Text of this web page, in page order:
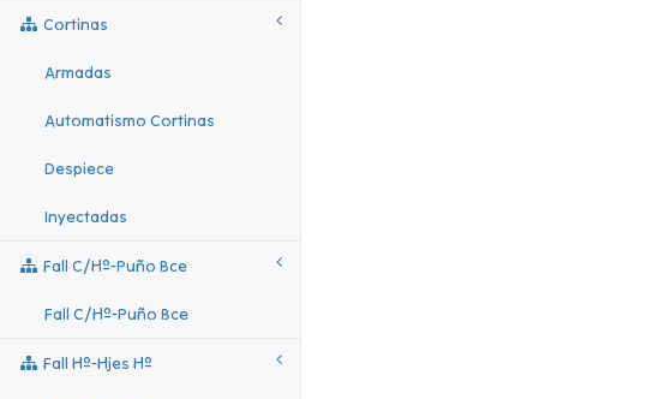
Cortinas
Armadas
Automatismo Cortinas
Despiece
Inyectadas
Fall C/hº-Puño Bce
Fall C/hº-Puño Bce
Fall Hº-Hjes Hº